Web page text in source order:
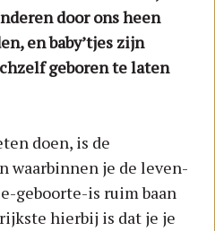
door ons heen
en baby’tjes zijn
geboren te laten
doen, is de
waarbinnen je de leven-
geboorte-is ruim baan
hierbij is dat je je